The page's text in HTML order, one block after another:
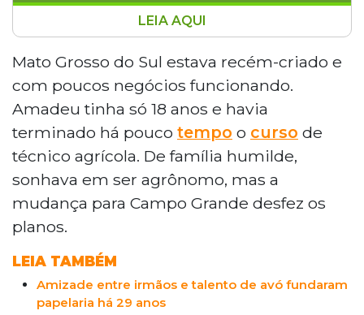
A Zornimat, empresa de móveis e
suprimentos para escritório de Campo
Grande, completa mais de 40 anos de
história. Fundada pelos irmãos
catarinenses Amadeu e Jaime Ziliotto, a
empresa sobreviveu a crises econômicas,
ao Plano Collor e à concorrência digital.
Hoje, Amadeu comanda o negócio ao
lado da esposa, Lúcia Helena, e do filho
Bruno, formado pela FGV. A empresa
prepara a inauguração de uma nova
matriz na Avenida Fernando Corrêa da
LEIA AQUI
Mato Grosso do Sul estava recém-criado e
com poucos negócios funcionando.
Amadeu tinha só 18 anos e havia
terminado há pouco tempo o curso de
técnico agrícola. De família humilde,
sonhava em ser agrônomo, mas a
mudança para Campo Grande desfez os
planos.
LEIA TAMBÉM
Amizade entre irmãos e talento de avó fundaram
papelaria há 29 anos